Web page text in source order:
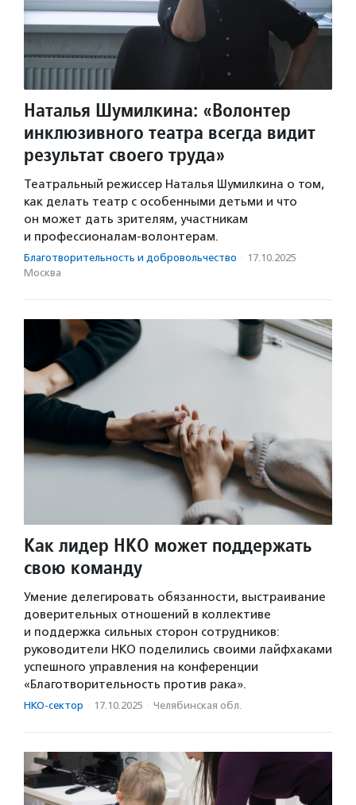
Наталья Шумилкина: «Волонтер
инклюзивного театра всегда видит
результат своего труда»
Театральный режиссер Наталья Шумилкина о том,
как делать театр с особенными детьми и что
он может дать зрителям, участникам
и профессионалам-волонтерам.
Благотвори­тель­ность и доброволь­чест­во · 17.10.2025 ·
Москва
Как лидер НКО может поддержать
свою команду
Умение делегировать обязанности, выстраивание
доверительных отношений в коллективе
и поддержка сильных сторон сотрудников:
руководители НКО поделились своими лайфхаками
успешного управления на конференции
«Благотворительность против рака».
НКО-сектор · 17.10.2025 · Челябинская обл.